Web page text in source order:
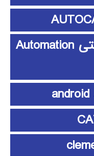
آموزش اتوماسیون صنعتی Automation